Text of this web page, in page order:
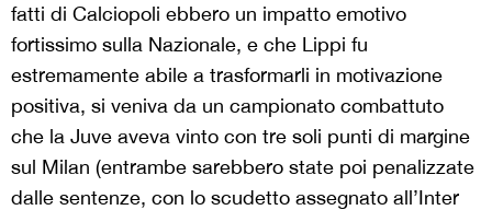
fatti di Calciopoli ebbero un impatto emotivo
fortissimo sulla Nazionale, e che Lippi fu
estremamente abile a trasformarli in motivazione
positiva, si veniva da un campionato combattuto
che la Juve aveva vinto con tre soli punti di margine
sul Milan (entrambe sarebbero state poi penalizzate
dalle sentenze, con lo scudetto assegnato all’Inter